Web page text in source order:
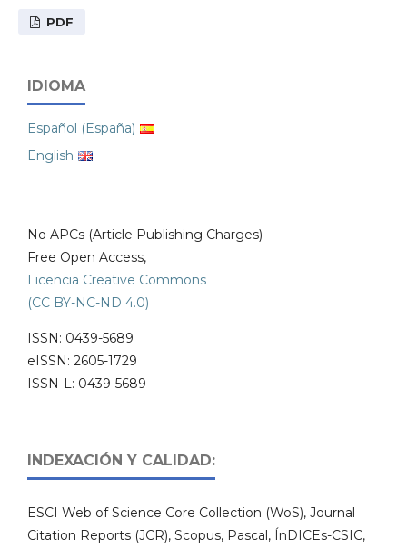
PDF
IDIOMA
Español (España)
English
No APCs (Article Publishing Charges)
Free Open Access,
Licencia Creative Commons
(CC BY-NC-ND 4.0)
ISSN: 0439-5689
eISSN: 2605-1729
ISSN-L: 0439-5689
INDEXACIÓN Y CALIDAD:
ESCI Web of Science Core Collection (WoS), Journal
Citation Reports (JCR), Scopus, Pascal, ÍnDICEs-CSIC,